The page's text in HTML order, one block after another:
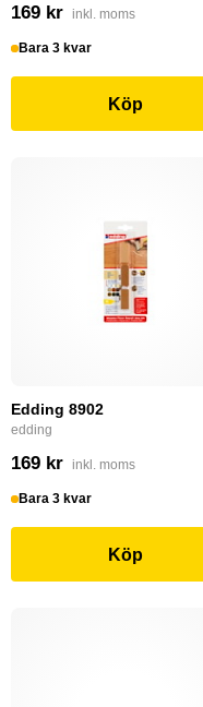
169 kr inkl. moms
Bara 3 kvar
Köp
Edding 8902
edding
169 kr inkl. moms
Bara 3 kvar
Köp